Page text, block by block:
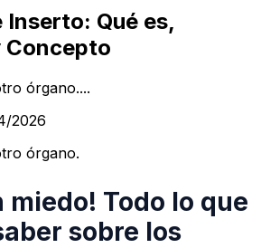
Qué es,
Concepto
órgano....
2026
órgano.
miedo! Todo lo que
sobre los